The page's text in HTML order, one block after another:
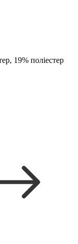
19% поліестер